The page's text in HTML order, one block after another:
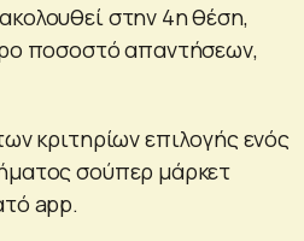
στην 4η θέση,
ποσοστό απαντήσεων,
κριτηρίων επιλογής ενός
σούπερ μάρκετ
app.